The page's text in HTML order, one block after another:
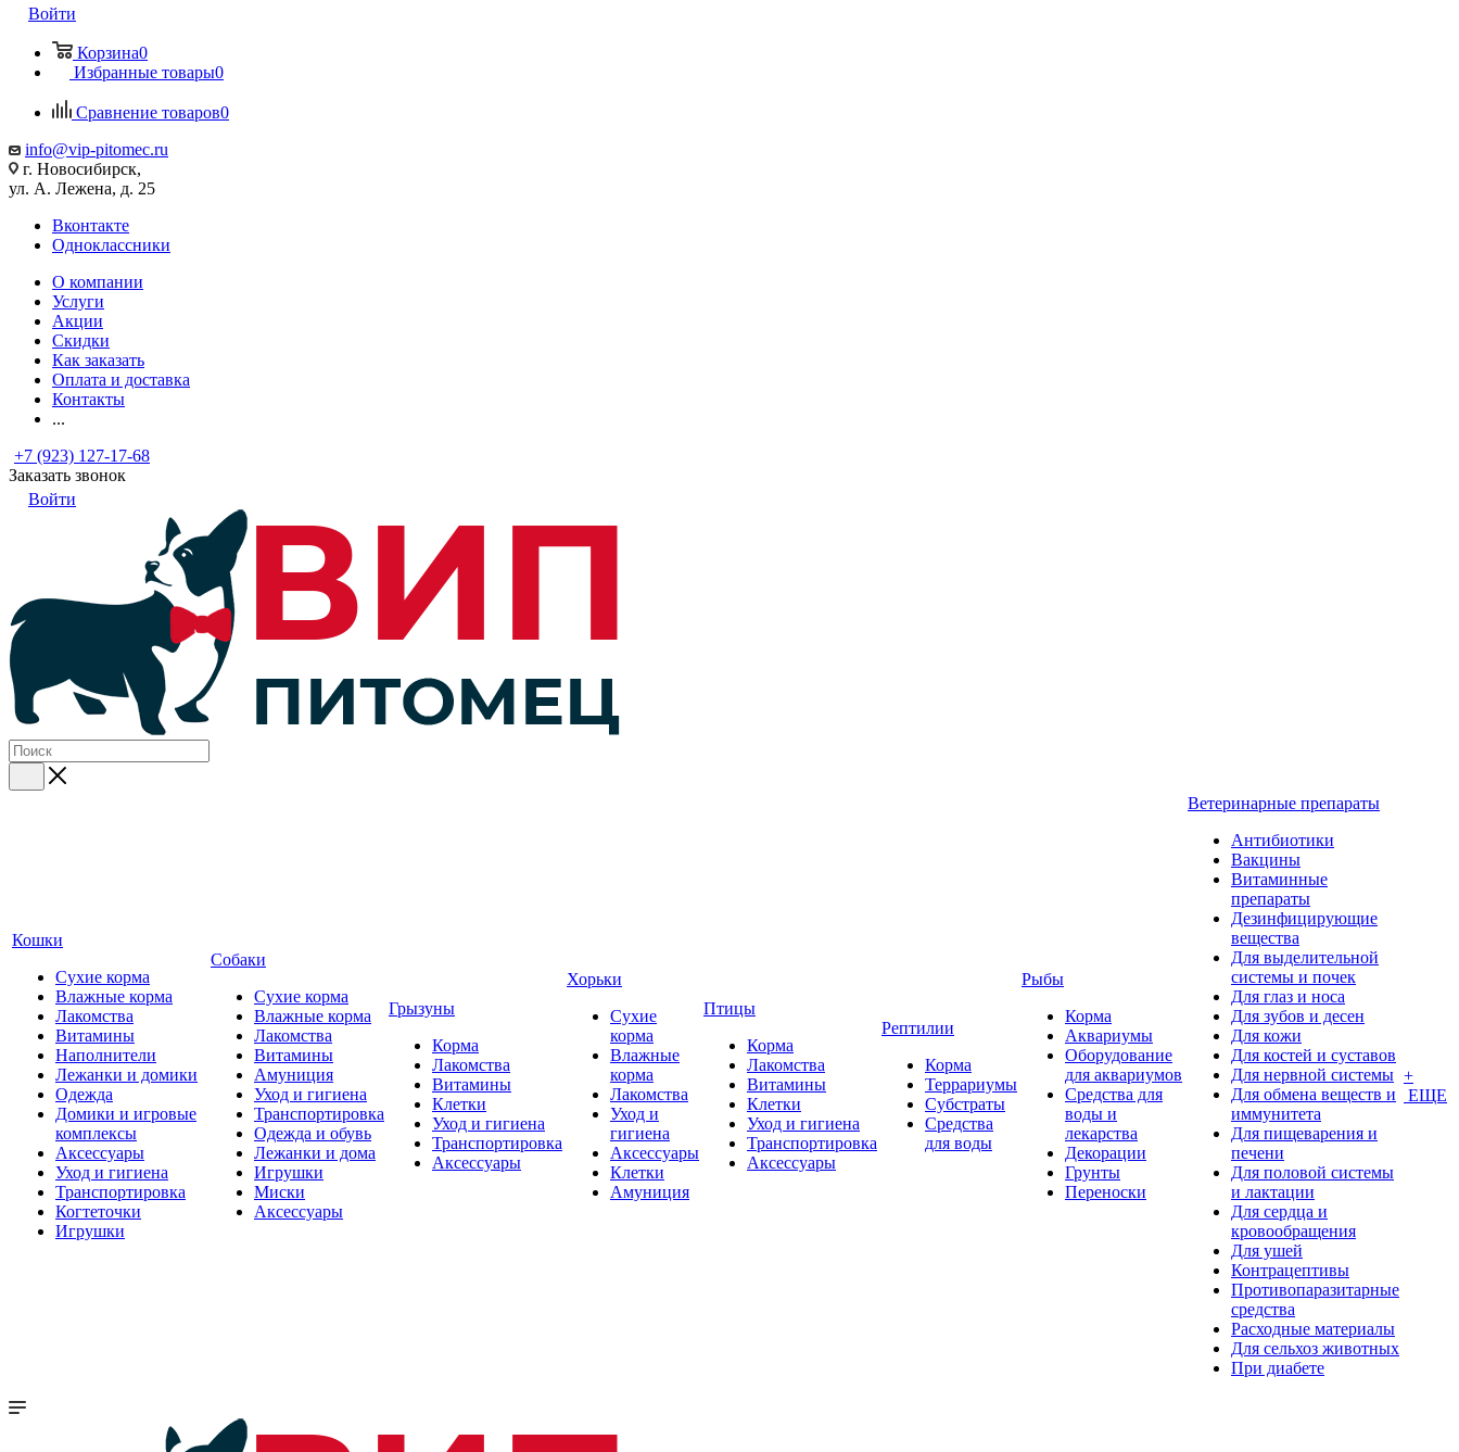
Войти
Корзина0
Избранные товары0
Сравнение товаров0
info@vip-pitomec.ru
г. Новосибирск,
ул. А. Лежена, д. 25
Вконтакте
Одноклассники
О компании
Услуги
Акции
Скидки
Как заказать
Оплата и доставка
Контакты
...
+7 (923) 127-17-68
Заказать звонок
Войти
Кошки
Сухие корма
Влажные корма
Лакомства
Витамины
Наполнители
Лежанки и домики
Одежда
Домики и игровые
комплексы
Аксессуары
Уход и гигиена
Транспортировка
Когтеточки
Игрушки
Собаки
Сухие корма
Влажные корма
Лакомства
Витамины
Амуниция
Уход и гигиена
Транспортировка
Одежда и обувь
Лежанки и дома
Игрушки
Миски
Аксессуары
Грызуны
Корма
Лакомства
Витамины
Клетки
Уход и гигиена
Транспортировка
Аксессуары
Хорьки
Сухие
корма
Влажные
корма
Лакомства
Уход и
гигиена
Аксессуары
Клетки
Амуниция
Птицы
Корма
Лакомства
Витамины
Клетки
Уход и гигиена
Транспортировка
Аксессуары
Рептилии
Корма
Террариумы
Субстраты
Средства
для воды
Рыбы
Корма
Аквариумы
Оборудование
для аквариумов
Средства для
воды и
лекарства
Декорации
Грунты
Переноски
Ветеринарные препараты
Антибиотики
Вакцины
Витаминные
препараты
Дезинфицирующие
вещества
Для выделительной
системы и почек
Для глаз и носа
Для зубов и десен
Для кожи
Для костей и суставов
Для нервной системы
Для обмена веществ и
иммунитета
Для пищеварения и
печени
Для половой системы
и лактации
Для сердца и
кровообращения
Для ушей
Контрацептивы
Противопаразитарные
средства
Расходные материалы
Для сельхоз животных
При диабете
+
ЕЩЕ